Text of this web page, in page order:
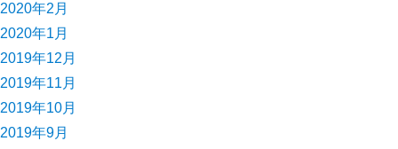
2020年2月
2020年1月
2019年12月
2019年11月
2019年10月
2019年9月